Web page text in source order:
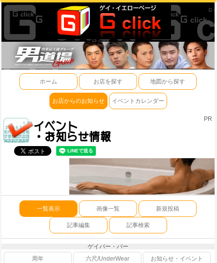
ホーム お店を探す 地図から探す
お店からのお知らせ イベントカレンダー
PR
一覧表示 画像一覧 新規投稿
記事編集 記事検索
ゲイバー・バー
周年
六尺/UnderWear
お知らせ・イベント